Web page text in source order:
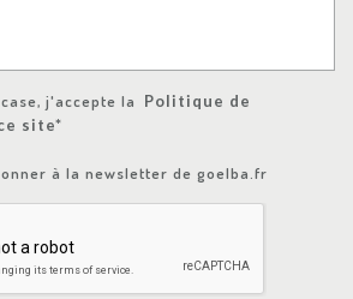
j'accepte la
Politique de
site*
à la newsletter de goelba.fr